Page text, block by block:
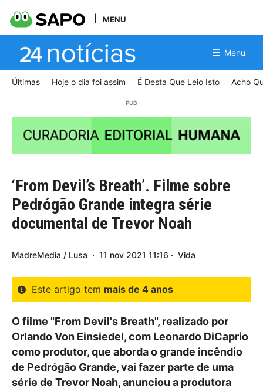
MENU
Menu
Últimas Hoje o dia foi assim É Desta Que Leio Isto Acho
‘From Devil’s Breath’. Filme sobre
Pedrógão Grande integra série
documental de Trevor Noah
MadreMedia / Lusa 11 nov 2021 11:16 Vida
Este artigo tem mais de 4 anos
O filme "From Devil's Breath", realizado por
Orlando Von Einsiedel, com Leonardo DiCaprio
como produtor, que aborda o grande incêndio
de Pedrógão Grande, vai fazer parte de uma
série de Trevor Noah, anunciou a produtora